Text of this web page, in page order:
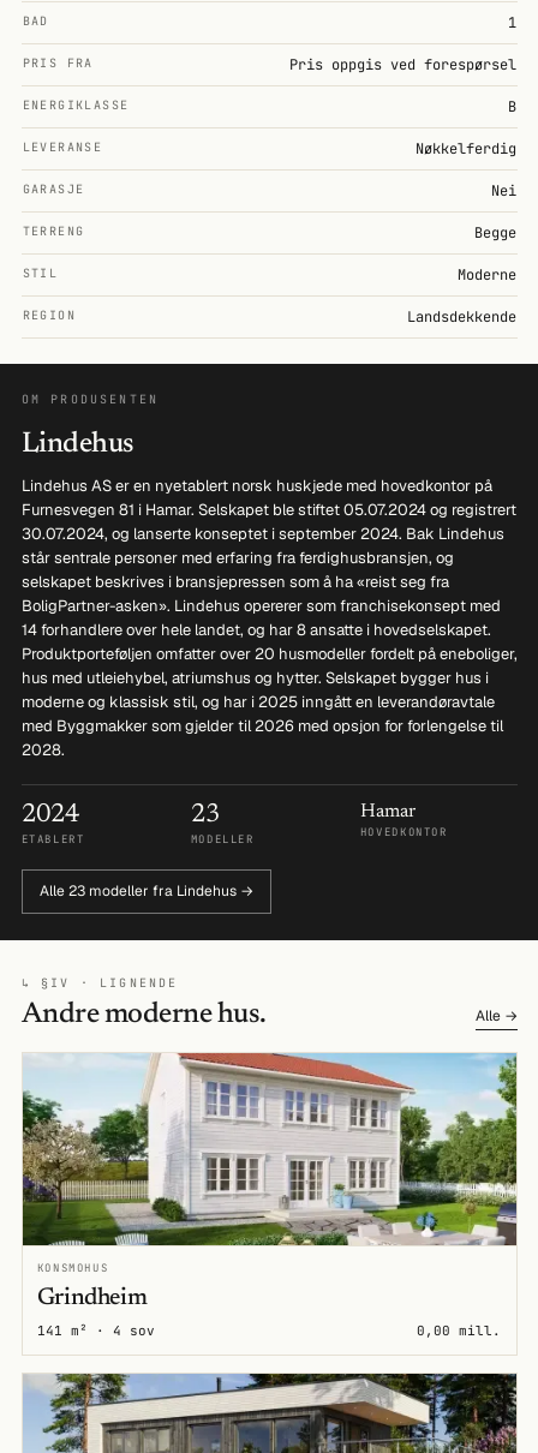
BAD 1
PRIS FRA Pris oppgis ved forespørsel
ENERGIKLASSE B
LEVERANSE Nøkkelferdig
GARASJE Nei
TERRENG Begge
STIL Moderne
REGION Landsdekkende
OM PRODUSENTEN
Lindehus
Lindehus AS er en nyetablert norsk huskjede med hovedkontor på
Furnesvegen 81 i Hamar. Selskapet ble stiftet 05.07.2024 og registrert
30.07.2024, og lanserte konseptet i september 2024. Bak Lindehus
står sentrale personer med erfaring fra ferdighusbransjen, og
selskapet beskrives i bransjepressen som å ha «reist seg fra
BoligPartner-asken». Lindehus opererer som franchisekonsept med
14 forhandlere over hele landet, og har 8 ansatte i hovedselskapet.
Produktporteføljen omfatter over 20 husmodeller fordelt på eneboliger,
hus med utleiehybel, atriumshus og hytter. Selskapet bygger hus i
moderne og klassisk stil, og har i 2025 inngått en leverandøravtale
med Byggmakker som gjelder til 2026 med opsjon for forlengelse til
2028.
2024
ETABLERT
23
MODELLER
Hamar
HOVEDKONTOR
Alle 23 modeller fra Lindehus →
↳ §IV · LIGNENDE
Andre moderne hus. Alle →
KONSMOHUS
Grindheim
141 m² · 4 sov 0,00 mill.